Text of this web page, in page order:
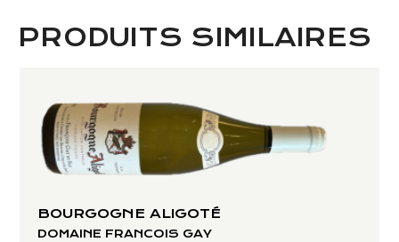
PRODUITS SIMILAIRES
BOURGOGNE ALIGOTÉ
DOMAINE FRANCOIS GAY